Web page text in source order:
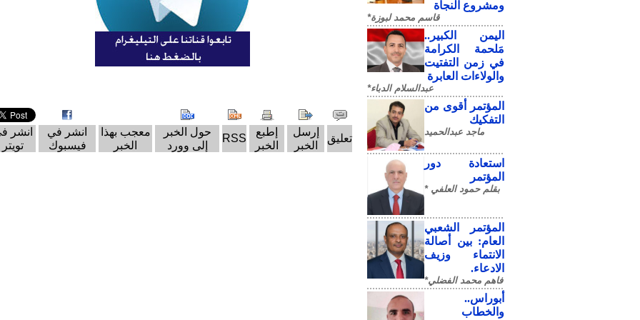
ومشروع النجاة
قاسم محمد لبوزة*
​اليمن الكبير..
مَلحمة الكرامة
في زمن التفتيت
والولاءات العابرة
عبدالسلام الدباء*
المؤتمر أقوى من
التفكيك
ماجد عبدالحميد
استعادة دور
المؤتمر
بقلم حمود العلفي *
المؤتمر الشعبي
العام: بين أصالة
الانتماء وزيف
الادعاء.
فاهم محمد الفضلي*
أبوراس..
والخطاب
تعليق
إرسل
الخبر
إطبع
الخبر
RSS
حول الخبر
إلى وورد
معجب بهذا
الخبر
انشر في
فيسبوك
انشر
تويتر